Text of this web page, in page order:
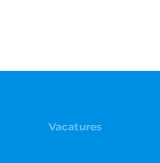
Vacatures